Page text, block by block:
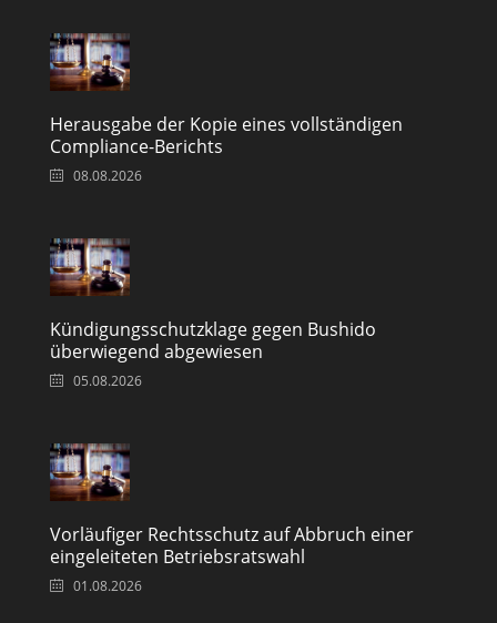
Herausgabe der Kopie eines vollständigen
Compliance-Berichts
08.08.2026
Kündigungsschutzklage gegen Bushido
überwiegend abgewiesen
05.08.2026
Vorläufiger Rechtsschutz auf Abbruch einer
eingeleiteten Betriebsratswahl
01.08.2026